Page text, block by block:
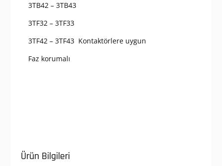
3TB42 – 3TB43
3TF32 – 3TF33
3TF42 – 3TF43 Kontaktörlere uygun
Faz korumalı
Ürün Bilgileri